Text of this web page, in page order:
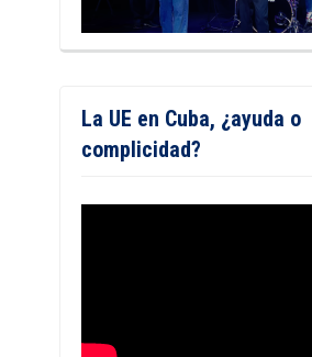
La UE en Cuba, ¿ayuda o
complicidad?